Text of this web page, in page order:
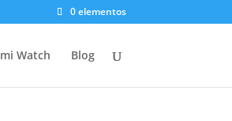
0 elementos
Watch Blog